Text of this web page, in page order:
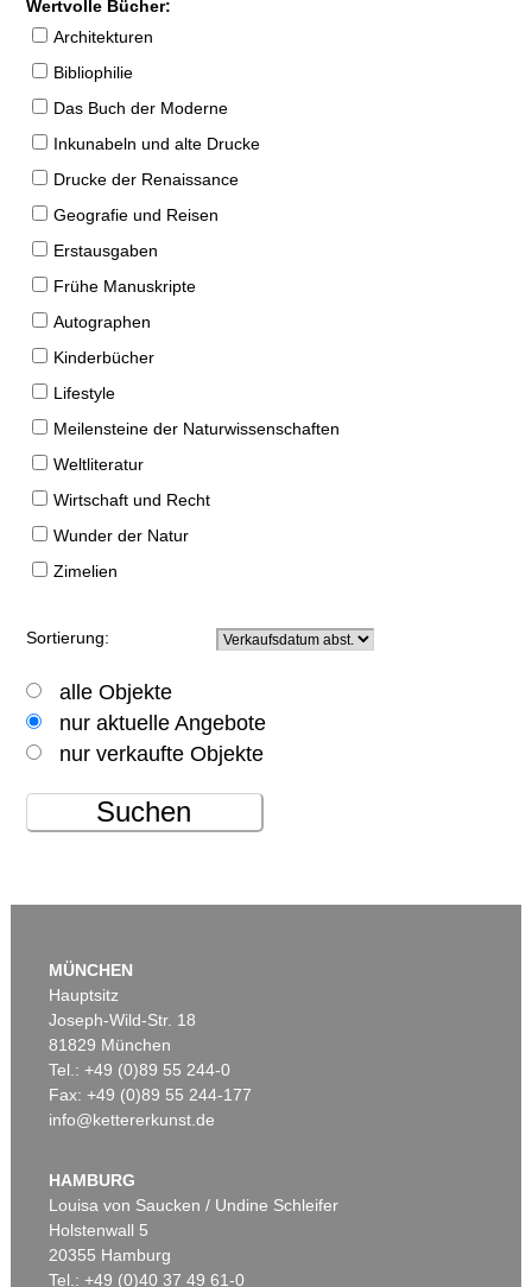
Wertvolle Bücher:
Architekturen
Bibliophilie
Das Buch der Moderne
Inkunabeln und alte Drucke
Drucke der Renaissance
Geografie und Reisen
Erstausgaben
Frühe Manuskripte
Autographen
Kinderbücher
Lifestyle
Meilensteine der Naturwissenschaften
Weltliteratur
Wirtschaft und Recht
Wunder der Natur
Zimelien
Sortierung:
alle Objekte
nur aktuelle Angebote
nur verkaufte Objekte
Suchen
MÜNCHEN
Hauptsitz
Joseph-Wild-Str. 18
81829 München
Tel.: +49 (0)89 55 244-0
Fax: +49 (0)89 55 244-177
info@kettererkunst.de
HAMBURG
Louisa von Saucken / Undine Schleifer
Holstenwall 5
20355 Hamburg
Tel.: +49 (0)40 37 49 61-0